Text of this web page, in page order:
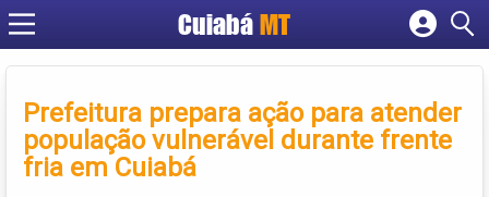
Cuiabá MT
Cadastrar empresa
Criar conta
Prefeitura prepara ação para atender
população vulnerável durante frente
fria em Cuiabá